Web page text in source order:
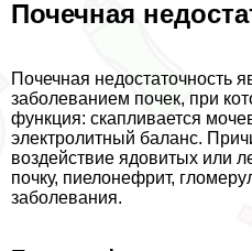
Почечная
Почечная недостаточность
заболеванием почек, при
функция: скапливается
электролитный баланс.
воздействие ядовитых или
почку, пиелонефрит,
заболевания.